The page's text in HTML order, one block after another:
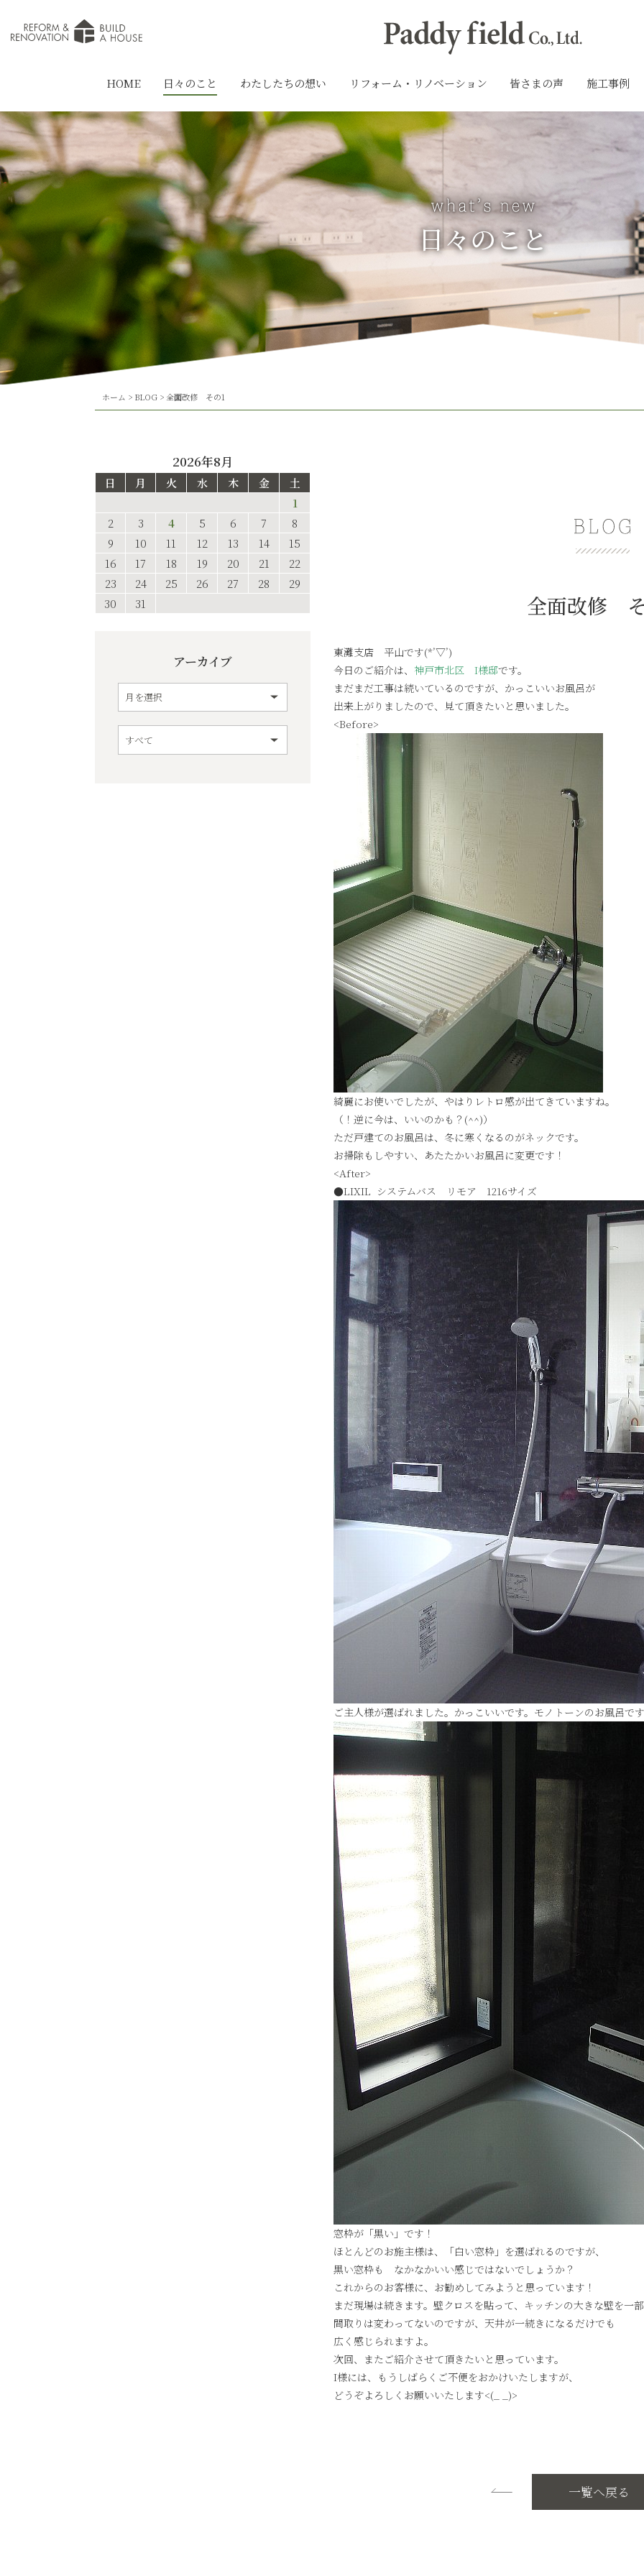
HOME 日々のこと わたしたちの想い リフォーム・リノベーション 皆さまの声 施工事例
日々のこと
ホーム > BLOG>全面改修 その1
全面改修
東灘支店 平山です(*’▽’)
今日のご紹介は、 神戸市北区 I様邸です。
まだまだ工事は続いているのですが、かっこいいお風呂が
出来上がりましたので、見て頂きたいと思いました。
<Before>
綺麗にお使いでしたが、やはりレトロ感が出てきていますね。
（！逆に今は、いいのかも？(^^)）
ただ戸建てのお風呂は、冬に寒くなるのがネックです。
お掃除もしやすい、あたたかいお風呂に変更です！
<After>
●LIXIL システムバス リモア 1216サイズ
ご主人様が選ばれました。かっこいいです。モノトーンのお風呂で
窓枠が「黒い」です！
ほとんどのお施主様は、「白い窓枠」を選ばれるのですが、
黒い窓枠も なかなかいい感じではないでしょうか？
これからのお客様に、お勧めしてみようと思っています！
まだ現場は続きます。壁クロスを貼って、キッチンの大きな壁を一
間取りは変わってないのですが、天井が一続きになるだけでも
広く感じられますよ。
次回、またご紹介させて頂きたいと思っています。
I様には、もうしばらくご不便をおかけいたしますが、
どうぞよろしくお願いいたします<(_ _)>
一覧へ戻る
2026年8月
日 月 火 水 木 金
土
1
2
3 4 5 6 7
8
9
10 11 12 13 14
15
16
17 18 19 20 21
22
23
24 25 26 27 28
29
30
31
アーカイブ